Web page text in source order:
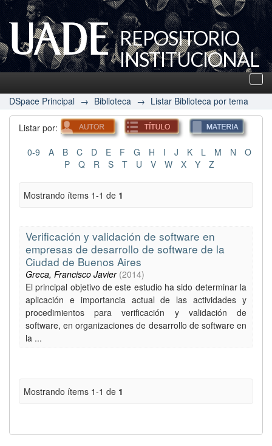
REPOSITORIO
INSTITUCIONAL
UADE
DSpace Principal → Biblioteca → Listar Biblioteca por tema
Listar por:
0-9 A B C D E F G H I J K L M N
O
P
Q R S T U V W X Y Z
Mostrando ítems 1-1 de 1
Verificación y validación de software en
empresas de desarrollo de software de la
Ciudad de Buenos Aires
Greca, Francisco Javier (2014)
El principal objetivo de este estudio ha sido determinar la
aplicación e importancia actual de las actividades y
procedimientos para verificación y validación de
software, en organizaciones de desarrollo de software en
la ...
Mostrando ítems 1-1 de 1